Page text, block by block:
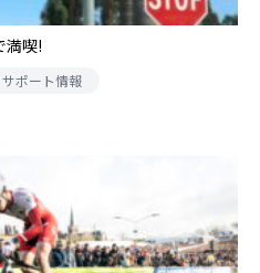
満喫!
サポート情報